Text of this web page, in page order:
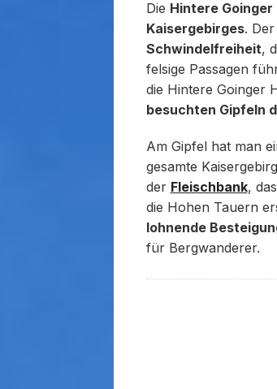
Die Hintere Goinger
Kaisergebirges.
Schwindelfreiheit,
felsige Passagen
die Hintere Goinger
besuchten Gipfeln
Am Gipfel hat man
gesamte
der Fleischbank,
die Hohen Tauern
lohnende
für Bergwanderer.